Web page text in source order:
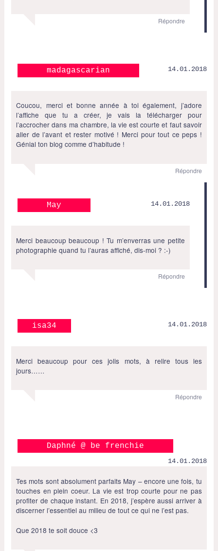
Répondre
madagascarian 14.01.2018
Coucou, merci et bonne année à toi également, j’adore
l’affiche que tu a créer, je vais la télécharger pour
l’accrocher dans ma chambre, la vie est courte et faut savoir
aller de l’avant et rester motivé ! Merci pour tout ce peps !
Génial ton blog comme d’habitude !
Répondre
May 14.01.2018
Merci beaucoup beaucoup ! Tu m’enverras une petite
photographie quand tu l’auras affiché, dis-moi ? :-)
Répondre
isa34 14.01.2018
Merci beaucoup pour ces jolis mots, à relire tous les
jours……
Répondre
Daphné @ be frenchie
14.01.2018
Tes mots sont absolument parfaits May – encore une fois, tu
touches en plein coeur. La vie est trop courte pour ne pas
profiter de chaque instant. En 2018, j’espère aussi arriver à
discerner l’essentiel au milieu de tout ce qui ne l’est pas.
Que 2018 te soit douce <3